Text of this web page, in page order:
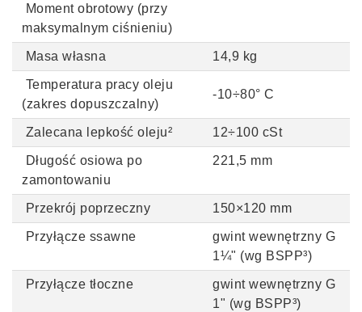
Moment obrotowy (przy
maksymalnym ciśnieniu)
Masa własna 14,9 kg
Temperatura pracy oleju
(zakres dopuszczalny)
-10÷80° C
Zalecana lepkość oleju² 12÷100 cSt
Długość osiowa po
zamontowaniu
221,5 mm
Przekrój poprzeczny 150×120 mm
Przyłącze ssawne
gwint wewnętrzny G
1¼" (wg BSPP³)
Przyłącze tłoczne
gwint wewnętrzny G
1" (wg BSPP³)